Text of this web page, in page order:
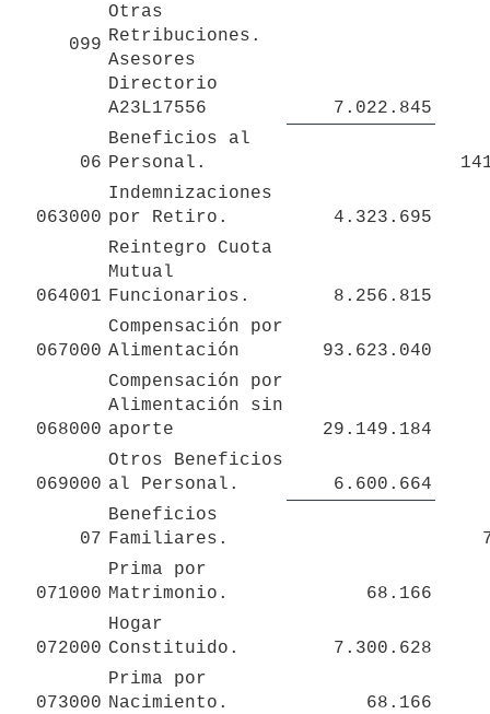
099
Otras
Retribuciones.
Asesores
Directorio
A23L17556
7.022.845
06
Beneficios al
Personal.
063000
Indemnizaciones
por Retiro.
4.323.695
064001
Reintegro Cuota
Mutual
Funcionarios.
8.256.815
067000
Compensación por
Alimentación
93.623.040
068000
Compensación por
Alimentación sin
aporte
29.149.184
069000
Otros Beneficios
al Personal.
6.600.664
07
Beneficios
Familiares.
071000
Prima por
Matrimonio.
68.166
072000
Hogar
Constituido.
7.300.628
073000
Prima por
Nacimiento.
68.166